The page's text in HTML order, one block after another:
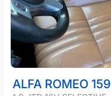
ALFA ROMEO 159